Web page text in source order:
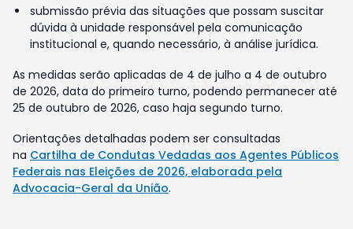
submissão prévia das situações que possam suscitar
dúvida à unidade responsável pela comunicação
institucional e, quando necessário, à análise jurídica.
As medidas serão aplicadas de 4 de julho a 4 de outubro
de 2026, data do primeiro turno, podendo permanecer até
25 de outubro de 2026, caso haja segundo turno.
Orientações detalhadas podem ser consultadas
na Cartilha de Condutas Vedadas aos Agentes Públicos
Federais nas Eleições de 2026, elaborada pela
Advocacia-Geral da União.